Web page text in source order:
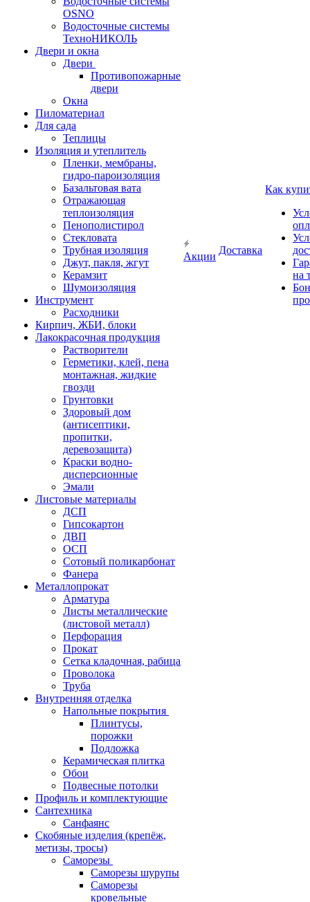
OSNO
Водосточные системы
ТехноНИКОЛЬ
Двери и окна
Двери
Противопожарные
двери
Окна
Пиломатериал
Для сада
Теплицы
Изоляция и утеплитель
Пленки, мембраны,
гидро-пароизоляция
Базальтовая вата
Отражающая
теплоизоляция
Пенополистирол
Стекловата
Трубная изоляция
Джут, пакля, жгут
Керамзит
Шумоизоляция
Инструмент
Расходники
Кирпич, ЖБИ, блоки
Лакокрасочная продукция
Растворители
Герметики, клей, пена
монтажная, жидкие
гвозди
Грунтовки
Здоровый дом
(антисептики,
пропитки,
деревозащита)
Краски водно-
дисперсионные
Эмали
Листовые материалы
ДСП
Гипсокартон
ДВП
ОСП
Сотовый поликарбонат
Фанера
Металлопрокат
Арматура
Листы металлические
(листовой металл)
Перфорация
Прокат
Сетка кладочная, рабица
Проволока
Труба
Внутренняя отделка
Напольные покрытия
Плинтусы,
порожки
Подложка
Керамическая плитка
Обои
Подвесные потолки
Профиль и комплектующие
Сантехника
Санфаянс
Скобяные изделия (крепёж,
метизы, тросы)
Саморезы
Саморезы шурупы
Саморезы
кровельные
Акции
Доставка
Как
на